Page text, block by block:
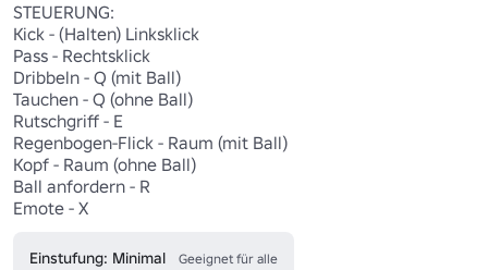
STEUERUNG:
Kick - (Halten) Linksklick
Pass - Rechtsklick
Dribbeln - Q (mit Ball)
Tauchen - Q (ohne Ball)
Rutschgriff - E
Regenbogen-Flick - Raum (mit Ball)
Kopf - Raum (ohne Ball)
Ball anfordern - R
Emote - X
Einstufung: Minimal Geeignet für alle